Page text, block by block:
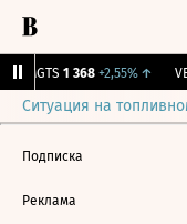
MGTS 1 368 +2,55%↑
Ситуация на
Подписка
Реклама